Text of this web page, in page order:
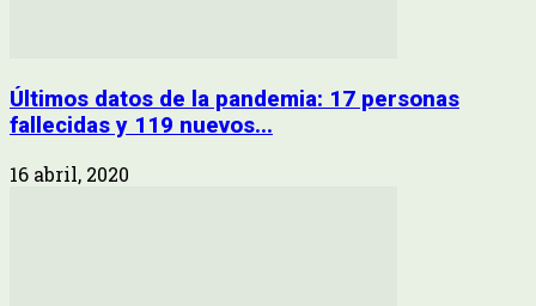
Últimos datos de la pandemia: 17 personas
fallecidas y 119 nuevos...
16 abril, 2020